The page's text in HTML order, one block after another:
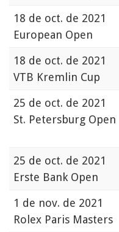
18 de oct. de 2021
European Open
18 de oct. de 2021
VTB Kremlin Cup
25 de oct. de 2021
St. Petersburg Open
25 de oct. de 2021
Erste Bank Open
1 de nov. de 2021
Rolex Paris Masters